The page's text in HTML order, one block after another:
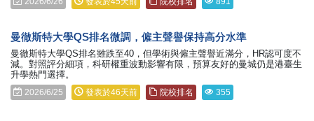
曼徹斯特大學QS排名微調，僱主聲譽保持高分水準
曼徹斯特大學QS排名雖跌至40，但學術與僱主聲譽近滿分，HR認可度不
減。對照評分細項，科研權重波動影響有限，預算友好的曼城仍是港臺生
升學熱門選擇。
2026/6/25 發表於46天前 院校排名 355